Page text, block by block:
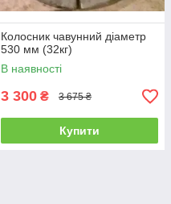
Колосник чавунний діаметр
530 мм (32кг)
В наявності
3 300 ₴ 3 675 ₴
Купити